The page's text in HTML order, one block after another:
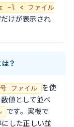
-l < ファイル
けが表示され
？
ファイル
を使
値として並べ
です。実機で
した正しい並